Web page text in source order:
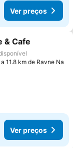
Ver preços
favoritos
& Cafe
11.8 km de Ravne Na
Ver preços